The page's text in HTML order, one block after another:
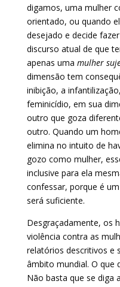
digamos, uma mulher
orientado, ou quando
desejado e decide
discurso atual de que
apenas uma mulher
dimensão tem
inibição, a
feminicídio, em sua
outro que goza
outro. Quando um
elimina no intuito de
gozo como mulher,
inclusive para ela
confessar, porque é
será suficiente.
Desgraçadamente, os
violência contra as
relatórios descritivos e
âmbito mundial. O que
Não basta que se diga